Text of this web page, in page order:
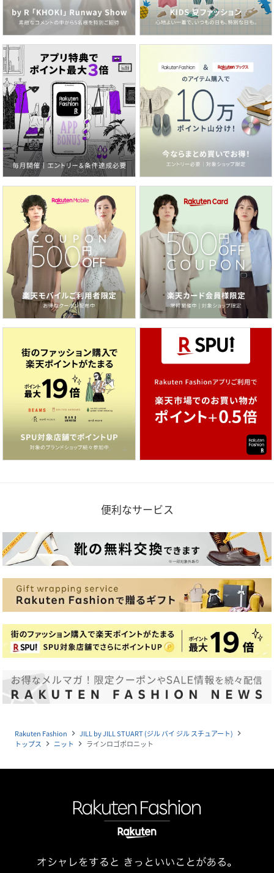
便利なサービス
Rakuten Fashion navigate_next JILL by JILL STUART (ジル バイ ジル スチュアート) navigate_next
トップス navigate_next ニット navigate_next ラインロゴポロニット